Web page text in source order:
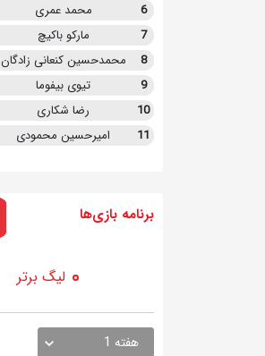
6
محمد عمری
7
مارکو باکیچ
8
محمدحسین کنعانی زادگان
9
تیوی بیفوما
10
رضا شکاری
11
امیرحسین محمودی
برنامه بازی ها
لیگ برتر
هفته 1